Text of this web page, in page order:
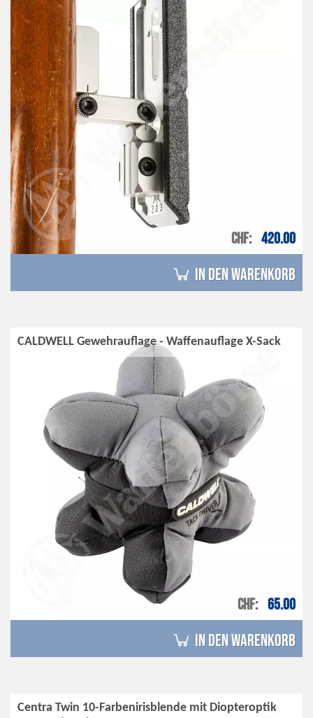
CHF 420.00
in den Warenkorb
CALDWELL Gewehrauflage - Waffenauflage X-Sack
CHF 65.00
in den Warenkorb
Centra Twin 10-Farbenirisblende mit Diopteroptik